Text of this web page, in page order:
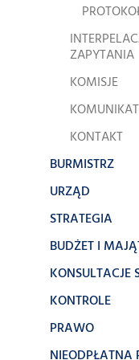
ZAPYTANIA
KOMISJE
KONTAKT
BURMISTRZ
URZĄD
STRATEGIA
BUDŻET I
KONSULTACJE
KONTROLE
PRAWO